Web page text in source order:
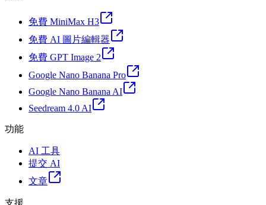
免費 MiniMax H3
免費 AI 圖片編輯器
免費 GPT Image 2
Google Nano Banana Pro
Google Nano Banana AI
Seedream 4.0 AI
功能
AI 工具
提交 AI
文章
支援